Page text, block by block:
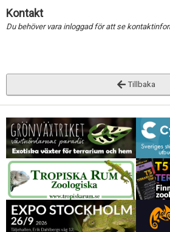
Kontakt
Du behöver vara inloggad för att se
Tillbaka